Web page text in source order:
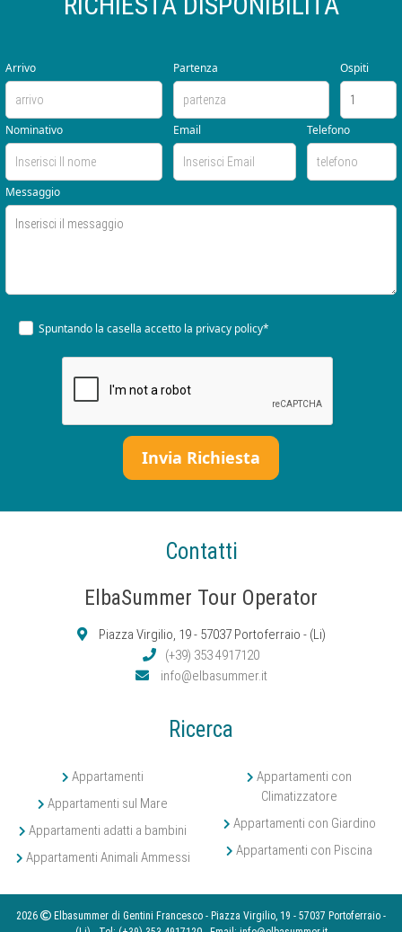
Arrivo Partenza Ospiti
Nominativo Email Telefono
Messaggio
Spuntando la casella accetto la privacy policy*
Contatti
ElbaSummer Tour Operator
Piazza Virgilio, 19 - 57037 Portoferraio - (Li)
(+39) 353 4917120
info@elbasummer.it
Ricerca
Appartamenti
Appartamenti sul Mare
Appartamenti adatti a bambini
Appartamenti Animali Ammessi
Appartamenti con
Climatizzatore
Appartamenti con Giardino
Appartamenti con Piscina
2026
Elbasummer di Gentini Francesco - Piazza Virgilio, 19 - 57037 Portoferraio -